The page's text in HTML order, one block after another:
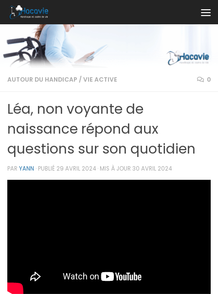
Au dessous du contenu
AUTOUR DU HANDICAP / VIE ACTIVE 0
Léa, non voyante de
naissance répond aux
questions sur son quotidien
PAR YANN · PUBLIÉ 29 AVRIL 2024 · MIS À JOUR 30 AVRIL 2024